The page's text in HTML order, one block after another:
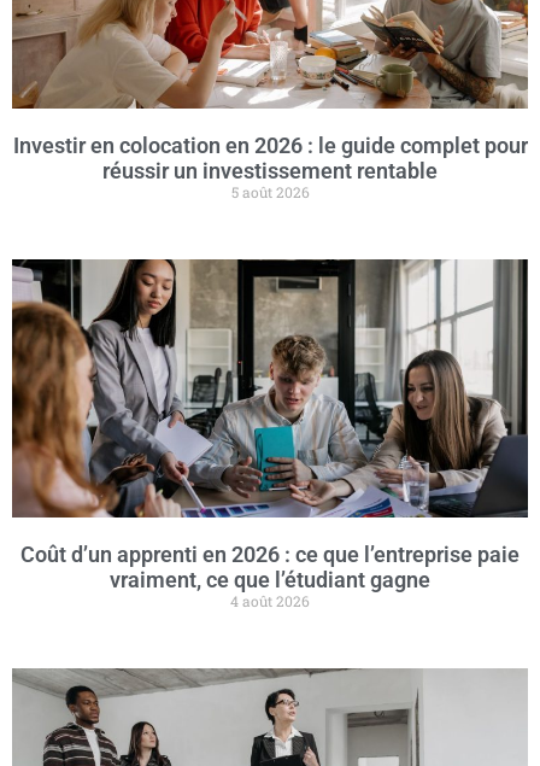
Investir en colocation en 2026 : le guide complet pour
réussir un investissement rentable
5 août 2026
Coût d’un apprenti en 2026 : ce que l’entreprise paie
vraiment, ce que l’étudiant gagne
4 août 2026